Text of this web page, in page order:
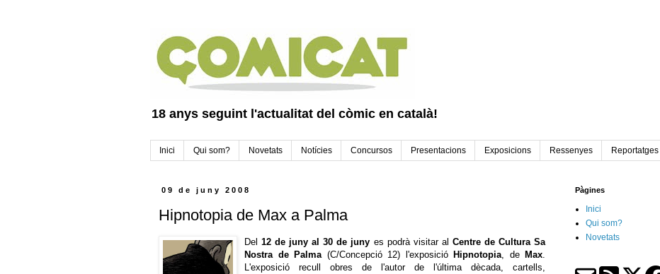
18 anys seguint l'actualitat del còmic en català!
Inici Qui som? Novetats Notícies Concursos Presentacions Exposicions Ressenyes Reportatges
09 de juny 2008
Hipnotopia de Max a Palma
Del12 de juny al 30 de juny es podrà visitar al Centre de Cultura Sa
Nostra de Palma(C/Concepció 12) l'exposició Hipnotopia, de Max.
L'exposició recull obres de l'autor de l'última dècada, cartells,
Pàgines
Inici
Qui som?
Novetats